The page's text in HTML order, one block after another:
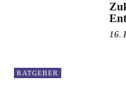
RATGEBER
16.